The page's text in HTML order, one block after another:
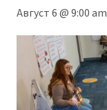
Август 6 @ 9:00 am